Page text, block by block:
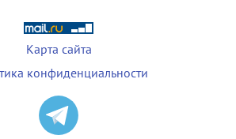
Карта сайта
конфиденциальности